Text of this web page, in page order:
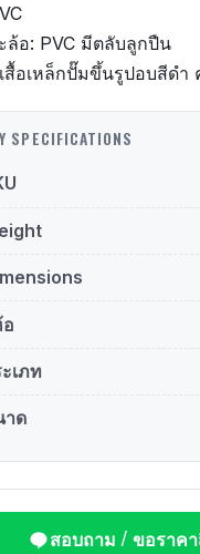
ล้อ: PVC มีตลับลูกปืน
สื้อเหล็กปั๊มขึ้นรูปอบสีด
SPECIFICATIONS
เภท
ด
สอบถาม / ขอราคา